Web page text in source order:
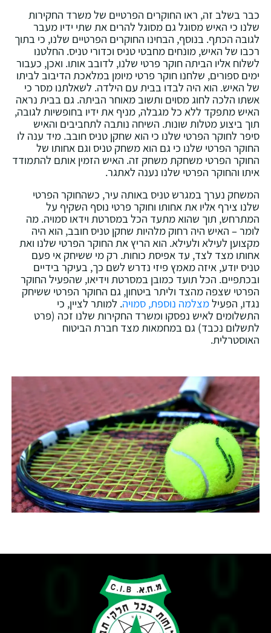
כבר בשלב זה, ראו החוקרים הפרטיים של משרד החקירות
שלנו כי האיש מסוגל גם מסוגל להרים את שתי ידיו מעבר
לגובה הכתף. בנוסף, הבחינו החוקרים הפרטיים שלנו, כי בתוך
רכבו של האיש, מונחים מחבטי טניס וכדורי טניס. החלטנו
לשלוח אליו הביתה חוקר פרטי שלנו, לדובב אותו. ואכן, כעבור
ימים ספורים, שלחנו חוקר פרטי מיומן במלאכת הדיבוב לביתו
של האיש. הוא היה לבדו בבית עם הילדה. לשאלתנו מסר כי
אשתו הלכה לחוג מסוים ותשוב מאוחר הביתה. גם בבית נראה
האיש מתפקד ללא כל מגבלה, מניף את ידיו בחופשיות לגובה,
תוך ביצוע מטלות שונות. השיחה נותבה לתחביבים והאיש
סיפר לחוקר הפרטי שלנו כי הוא שחקן טניס חובב. מיד ענה לו
החוקר הפרטי שלנו כי גם הוא משחק טניס וגם אחותו של
החוקר הפרטי משחקת משחק זה. האיש הזמין אותם להתמודד
איתו והחוקר הפרטי שלנו נענה לאתגר.
המשחק נערך במגרש טניס באותה עיר, כשהחוקר הפרטי
שלנו צירף אליו את אחותו וחוקר פרטי נוסף השקיף על
המתרחש, תוך שהוא מתעד הכל במסרטת וידאו סמויה. מה
לומר – האיש היה רחוק מלהיות שחקן טניס חובב, הוא היה
מקצוען לעילא ולעילא. הוא הריץ את החוקר הפרטי שלנו ואת
אחותו מצד לצד, עד אפיסת כוחות. רק מי ששיחק אי פעם
טניס יודע, איזה מאמץ פיזי נדרש לשם כך, בעיקר בידיים
ובכתפיים. הכל תועד כמובן במסרטת וידיאו, שהפעיל החוקר
הפרטי שצפה מהצד וליתר ביטחון, גם החוקר הפרטי ששיחק
נגדו, הפעילמצלמה נוספת, סמויה. למותר לציין, כי
התשלומים לאיש נפסקו ומשרד החקירות שלנו זכה (פרט
לתשלום נכבד) גם במחמאות מצד חברת הביטוח
האוסטרלית.